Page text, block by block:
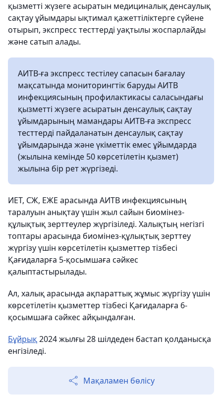
қызметті жүзеге асыратын медициналық денсаулық
сақтау ұйымдары ықтимал қажеттіліктерге сүйене
отырып, экспресс тесттерді уақтылы жоспарлайды
және сатып алады.
АИТВ-ға экспресс тестілеу сапасын бағалау
мақсатында мониторингтік баруды АИТВ
инфекциясының профилактикасы саласындағы
қызметті жүзеге асыратын денсаулық сақтау
ұйымдарының мамандары АИТВ-ға экспресс
тесттерді пайдаланатын денсаулық сақтау
ұйымдарында және үкіметтік емес ұйымдарда
(жылына кемінде 50 көрсетілетін қызмет)
жылына бір рет жүргізеді.
ИЕТ, СЖ, ЕЖЕ арасында АИТВ инфекциясының
таралуын анықтау үшін жыл сайын биомінез-
құлықтық зерттеулер жүргізіледі. Халықтың негізгі
топтары арасында биомінез-құлықтық зерттеу
жүргізу үшін көрсетілетін қызметтер тізбесі
Қағидаларға 5-қосымшаға сәйкес
қалыптастырылады.
Ал, халық арасында ақпараттық жұмыс жүргізу үшін
көрсетілетін қызметтер тізбесі Қағидаларға 6-
қосымшаға сәйкес айқындалған.
Бұйрық2024 жылғы 28 шілдеден бастап қолданысқа
енгізіледі.
Мақаламен бөлісу